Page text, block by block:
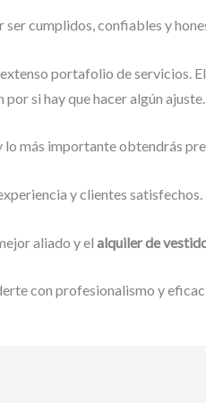
cumplidos, confiables y
portafolio de servicios. El
si hay que hacer algún ajuste.
más importante obtendrás
y clientes satisfechos.
aliado y el alquiler de
con profesionalismo y